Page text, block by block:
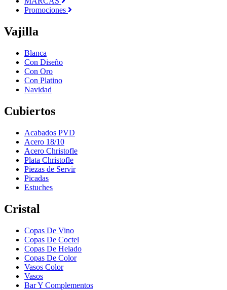
Promociones
Vajilla
Blanca
Con Diseño
Con Oro
Con Platino
Navidad
Cubiertos
Acabados PVD
Acero 18/10
Acero Christofle
Plata Christofle
Piezas de Servir
Picadas
Estuches
Cristal
Copas De Vino
Copas De Coctel
Copas De Helado
Copas De Color
Vasos Color
Vasos
Bar Y Complementos